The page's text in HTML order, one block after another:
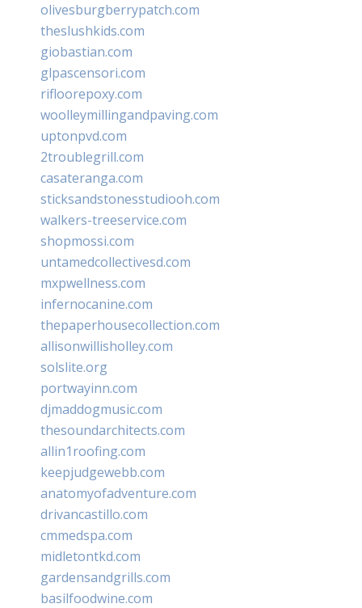
olivesburgberrypatch.com
theslushkids.com
giobastian.com
glpascensori.com
rifloorepoxy.com
woolleymillingandpaving.com
uptonpvd.com
2troublegrill.com
casateranga.com
sticksandstonesstudiooh.com
walkers-treeservice.com
shopmossi.com
untamedcollectivesd.com
mxpwellness.com
infernocanine.com
thepaperhousecollection.com
allisonwillisholley.com
solslite.org
portwayinn.com
djmaddogmusic.com
thesoundarchitects.com
allin1roofing.com
keepjudgewebb.com
anatomyofadventure.com
drivancastillo.com
cmmedspa.com
midletontkd.com
gardensandgrills.com
basilfoodwine.com